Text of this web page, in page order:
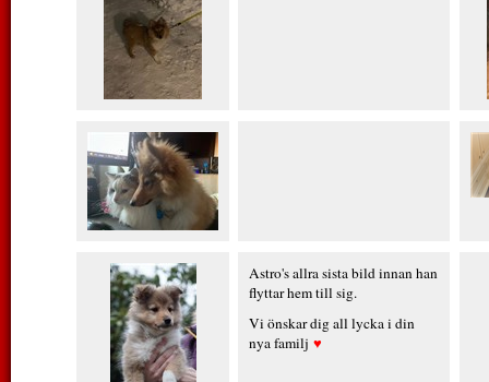
Astro's allra sista bild innan han
flyttar hem till sig.
Vi önskar dig all lycka i din
nya familj ♥